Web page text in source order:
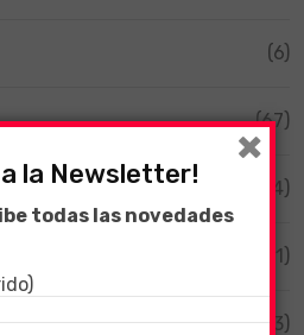
(6)
(67)
(4)
(1)
(3)
a la Newsletter!
todas las novedades
×